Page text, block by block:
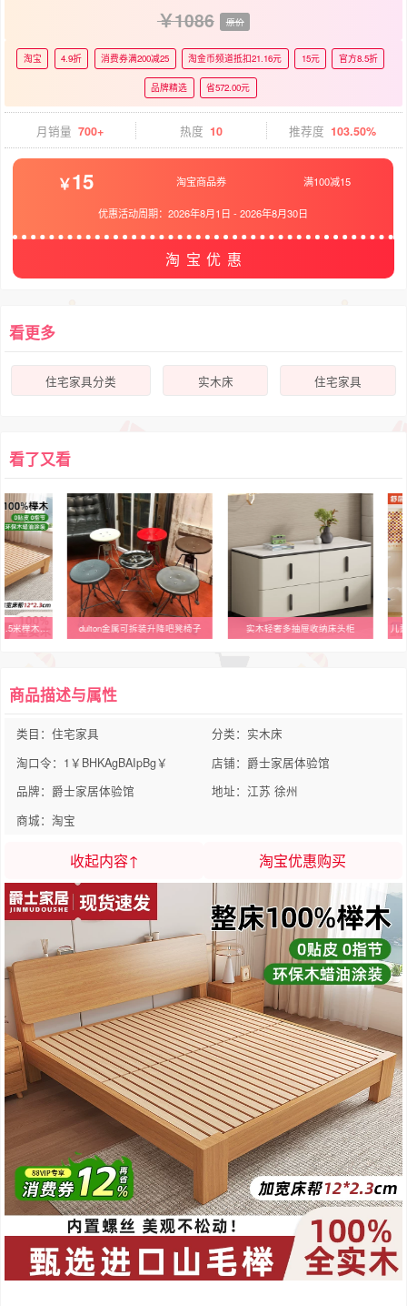
1086 原价
淘宝 4.9折 消费券满200减25 淘金币频道抵扣21.16元 15元 官方8.5折
品牌精选 省572.00元
月销量 700+ 热度 10 推荐度 103.50%
15 淘宝商品券 满100减15
优惠活动周期：2026年8月1日 -2026年8月30日
淘宝优惠
看更多
住宅家具分类 实木床 住宅家具
看了又看
全实木榉木加厚床北欧1.5米榉木床现代简约主卧单人床1米2原木1.8 dulton金属可拆装升降吧凳椅子 实木轻奢多抽屉收纳床头柜
商品描述与属性
类目：住宅家具
分类：实木床
淘口令：1￥BHKAgBAIpBg￥
店铺：爵士家居体验馆
品牌：爵士家居体验馆
地址：江苏 徐州
商城：淘宝
收起内容↑ 淘宝优惠购买